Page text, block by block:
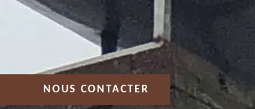
NOUS CONTACTER